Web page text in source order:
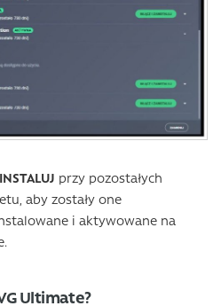
przy pozostałych
aby zostały one
i aktywowane na
Ultimate?